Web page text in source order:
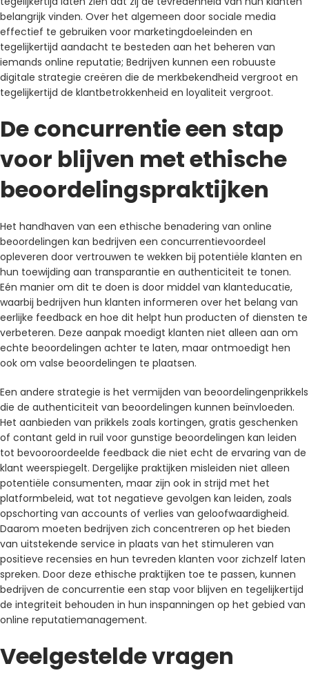
belangrijk vinden. Over het algemeen door sociale media
effectief te gebruiken voor marketingdoeleinden en
tegelijkertijd aandacht te besteden aan het beheren van
iemands online reputatie; Bedrijven kunnen een robuuste
digitale strategie creëren die de merkbekendheid vergroot en
tegelijkertijd de klantbetrokkenheid en loyaliteit vergroot.
De concurrentie een stap
voor blijven met ethische
beoordelingspraktijken
Het handhaven van een ethische benadering van online
beoordelingen kan bedrijven een concurrentievoordeel
opleveren door vertrouwen te wekken bij potentiële klanten en
hun toewijding aan transparantie en authenticiteit te tonen.
Eén manier om dit te doen is door middel van klanteducatie,
waarbij bedrijven hun klanten informeren over het belang van
eerlijke feedback en hoe dit helpt hun producten of diensten te
verbeteren. Deze aanpak moedigt klanten niet alleen aan om
echte beoordelingen achter te laten, maar ontmoedigt hen
ook om valse beoordelingen te plaatsen.
Een andere strategie is het vermijden van beoordelingenprikkels
die de authenticiteit van beoordelingen kunnen beïnvloeden.
Het aanbieden van prikkels zoals kortingen, gratis geschenken
of contant geld in ruil voor gunstige beoordelingen kan leiden
tot bevooroordeelde feedback die niet echt de ervaring van de
klant weerspiegelt. Dergelijke praktijken misleiden niet alleen
potentiële consumenten, maar zijn ook in strijd met het
platformbeleid, wat tot negatieve gevolgen kan leiden, zoals
opschorting van accounts of verlies van geloofwaardigheid.
Daarom moeten bedrijven zich concentreren op het bieden
van uitstekende service in plaats van het stimuleren van
positieve recensies en hun tevreden klanten voor zichzelf laten
spreken. Door deze ethische praktijken toe te passen, kunnen
bedrijven de concurrentie een stap voor blijven en tegelijkertijd
de integriteit behouden in hun inspanningen op het gebied van
online reputatiemanagement.
Veelgestelde vragen